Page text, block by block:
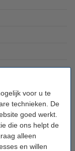
voor u te
technieken. De
goed werkt.
die ons helpt de
alleen
en willen